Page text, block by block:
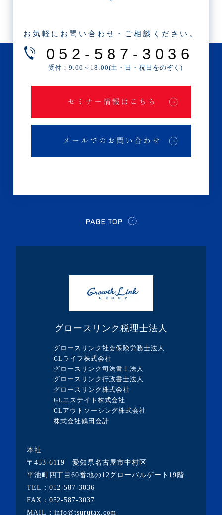
・2025年4月(1記事)
・2025年2月(3記事)
・2025年1月(1記事)
・2023年9月(5記事)
・2023年8月(13記事)
・2023年7月(9記事)
・2023年6月(1記事)
・2023年5月(3記事)
・2023年4月(4記事)
・2023年2月(2記事)
・2023年1月(1記事)
・2022年12月(2記事)
お気軽にお問い合わせ・ご相談ください。
052-587-3036
受付：9:00～18:00(土・日・祝日をのぞく)
グロースリンク税理士法人
グロースリンク社会保険労務士法人
GLライフ株式会社
グロースリンク司法書士法人
グロースリンク行政書士法人
グロースリンク株式会社
GLエステイト株式会社
GLアウトソーシング株式会社
株式会社鶴田会計
本社
〒453-6119 愛知県名古屋市中村区
平池町四丁目60番地の12グローバルゲート19階
TEL： 052-587-3036
FAX：052-587-3037
MAIL：info@tsurutax.com